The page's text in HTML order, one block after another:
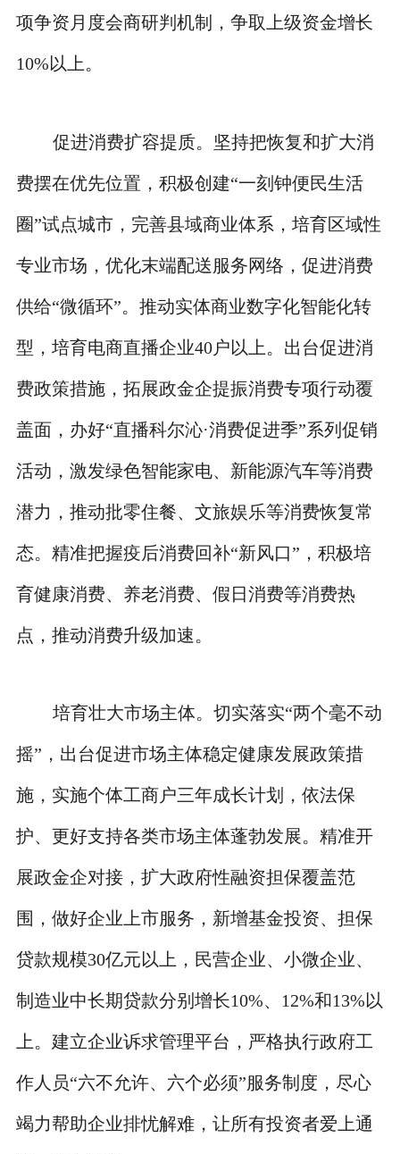
项争资月度会商研判机制，争取上级资金增长
10%以上。
促进消费扩容提质。坚持把恢复和扩大消
费摆在优先位置，积极创建“一刻钟便民生活
圈”试点城市，完善县域商业体系，培育区域性
专业市场，优化末端配送服务网络，促进消费
供给“微循环”。推动实体商业数字化智能化转
型，培育电商直播企业40户以上。出台促进消
费政策措施，拓展政金企提振消费专项行动覆
盖面，办好“直播科尔沁·消费促进季”系列促销
活动，激发绿色智能家电、新能源汽车等消费
潜力，推动批零住餐、文旅娱乐等消费恢复常
态。精准把握疫后消费回补“新风口”，积极培
育健康消费、养老消费、假日消费等消费热
点，推动消费升级加速。
培育壮大市场主体。切实落实“两个毫不动
摇”，出台促进市场主体稳定健康发展政策措
施，实施个体工商户三年成长计划，依法保
护、更好支持各类市场主体蓬勃发展。精准开
展政金企对接，扩大政府性融资担保覆盖范
围，做好企业上市服务，新增基金投资、担保
贷款规模30亿元以上，民营企业、小微企业、
制造业中长期贷款分别增长10%、12%和13%以
上。建立企业诉求管理平台，严格执行政府工
作人员“六不允许、六个必须”服务制度，尽心
竭力帮助企业排忧解难，让所有投资者爱上通